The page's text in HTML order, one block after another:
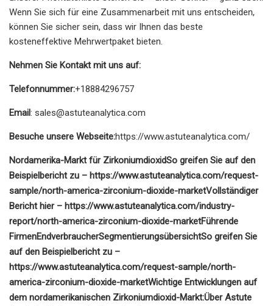
Wenn Sie sich für eine Zusammenarbeit mit uns entscheiden,
können Sie sicher sein, dass wir Ihnen das beste
kosteneffektive Mehrwertpaket bieten.
Nehmen Sie Kontakt mit uns auf:
Telefonnummer:+18884296757
Email: sales@astuteanalytica.com
Besuche unsere Webseite:https://www.astuteanalytica.com/
Nordamerika-Markt für ZirkoniumdioxidSo greifen Sie auf den
Beispielbericht zu – https://www.astuteanalytica.com/request-
sample/north-america-zirconium-dioxide-marketVollständiger
Bericht hier – https://www.astuteanalytica.com/industry-
report/north-america-zirconium-dioxide-marketFührende
FirmenEndverbraucherSegmentierungsübersichtSo greifen Sie
auf den Beispielbericht zu –
https://www.astuteanalytica.com/request-sample/north-
america-zirconium-dioxide-marketWichtige Entwicklungen auf
dem nordamerikanischen Zirkoniumdioxid-Markt:Über Astute